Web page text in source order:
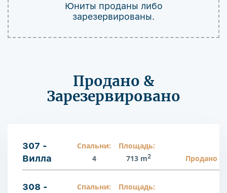
Юниты проданы либо
зарезервированы.
Продано &
Зарезервировано
307 -
Вилла
Спальни:
4
Площадь:
713 m2 Продано
308 -
Спальни:
Площадь: